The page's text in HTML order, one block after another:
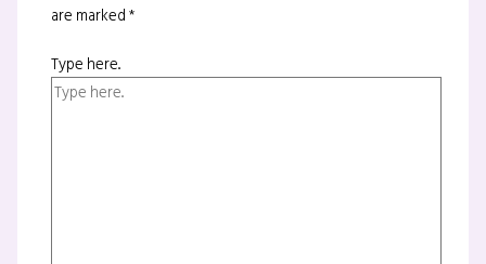
are marked*
Type here..